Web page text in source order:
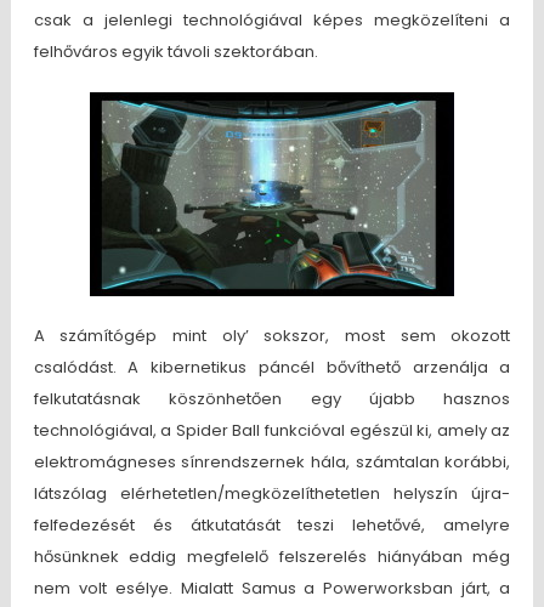
csak a jelenlegi technológiával képes megközelíteni a
felhőváros egyik távoli szektorában.
A számítógép mint oly’ sokszor, most sem okozott
csalódást. A kibernetikus páncél bővíthető arzenálja a
felkutatásnak köszönhetően egy újabb hasznos
technológiával, a Spider Ball funkcióval egészül ki, amely az
elektromágneses sínrendszernek hála, számtalan korábbi,
látszólag elérhetetlen/megközelíthetetlen helyszín újra-
felfedezését és átkutatását teszi lehetővé, amelyre
hősünknek eddig megfelelő felszerelés hiányában még
nem volt esélye. Mialatt Samus a Powerworksban járt, a